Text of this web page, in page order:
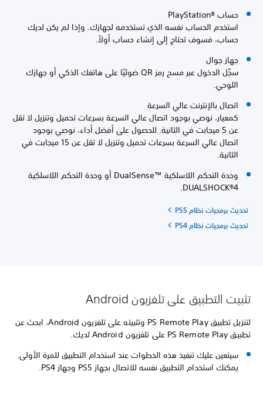
حساب PlayStation®‎
استخدم الحساب نفسه الذي تستخدمه لجهازك. وإذا لم يكن لديك
حساب، فسوف تحتاج إلى إنشاء حساب أولاً.
جهاز جوال
سجِّل الدخول عبر مسح رمز QR ضوئيًا على هاتفك الذكي أو جهازك
اللوحي.
اتصال بالإنترنت عالي السرعة
كمعيار، نوصي بوجود اتصال عالي السرعة بسرعات تحميل وتنزيل لا تقل
عن 5 ميجابت في الثانية. للحصول على أفضل أداء، نوصي بوجود
اتصال عالي السرعة بسرعات تحميل وتنزيل لا تقل عن 15 ميجابت في
الثانية.
وحدة التحكم اللاسلكية DualSense™‎ أو وحدة التحكم اللاسلكية
DUALSHOCK®4.
تحديث برمجيات نظام PS5
تحديث برمجيات نظام PS4
تثبيت التطبيق على تلفزيون Android
لتنزيل تطبيق PS Remote Play وتثبيته على تلفزيون Android، ابحث عن
تطبيق PS Remote Play على تلفزيون Android لديك.
سيتعين عليك تنفيذ هذه الخطوات عند استخدام التطبيق للمرة الأولى.
يمكنك استخدام التطبيق نفسه للاتصال بجهاز PS5 وجهاز PS4.